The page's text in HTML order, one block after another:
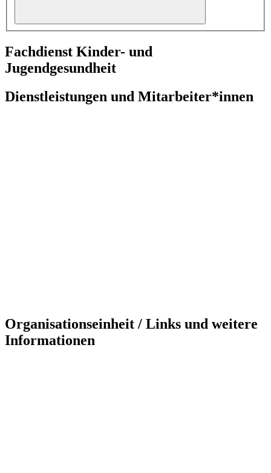
Fachdienst Kinder- und
Jugendgesundheit
Dienstleistungen und Mitarbeiter*innen
Organisationseinheit / Links und weitere
Informationen